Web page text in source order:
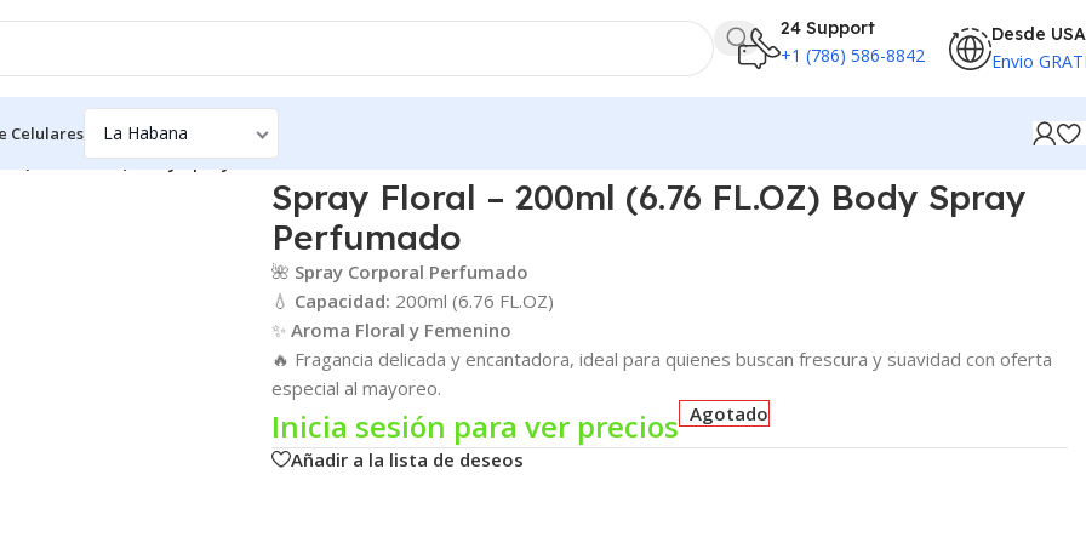
24 Support
+1 (786) 586-8842
Desde USA
Envio
Celulares
(6.76 FL.OZ) Body Spray Perfumado
Spray Floral – 200ml (6.76 FL.OZ) Body Spray
Perfumado
🌺 Spray Corporal Perfumado
💧 Capacidad: 200ml (6.76 FL.OZ)
✨ Aroma Floral y Femenino
🔥 Fragancia delicada y encantadora, ideal para quienes buscan frescura y suavidad con oferta
especial al mayoreo.
Inicia sesión para ver precios Agotado
Añadir a la lista de deseos